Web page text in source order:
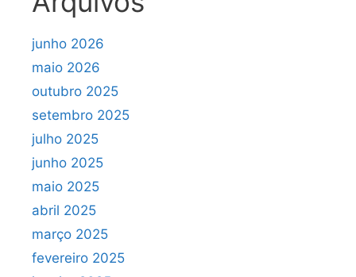
junho 2026
maio 2026
outubro 2025
setembro 2025
julho 2025
junho 2025
maio 2025
abril 2025
março 2025
fevereiro 2025